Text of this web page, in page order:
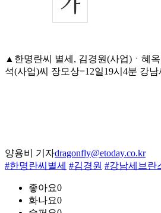
▲한명란씨 별세, 김경원(사업)ㆍ혜
석(사업)씨 장모상=12일19시4분 강
양용비 기자dragonfly@etoday.co.kr
#한명란씨별세 #김경원 #강남세브란
좋아요0
화나요0